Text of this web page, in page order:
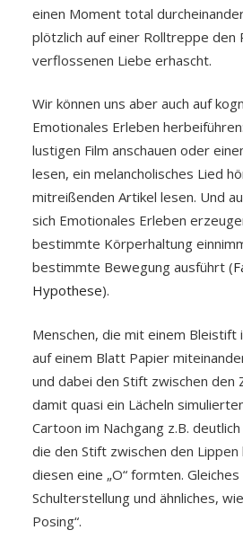
einen Moment total
plötzlich auf einer Rolltreppe den
verflossenen Liebe erhascht.
Wir können uns aber auch auf
Emotionales Erleben
lustigen Film anschauen oder
lesen, ein melancholisches Lied
mitreißenden Artikel lesen. Und
sich Emotionales Erleben
bestimmte Körperhaltung
bestimmte Bewegung ausführt (
Hypothese).
Menschen, die mit einem Bleistift
auf einem Blatt Papier
und dabei den Stift zwischen den
damit quasi ein Lächeln
Cartoon im Nachgang z.B.
die den Stift zwischen den
diesen eine „O“ formten.
Schulterstellung und ähnliches,
Posing“.